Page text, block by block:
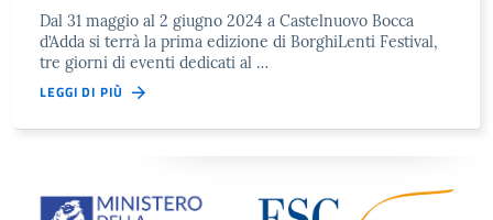
Dal 31 maggio al 2 giugno 2024 a Castelnuovo Bocca
d’Adda si terrà la prima edizione di BorghiLenti Festival,
tre giorni di eventi dedicati al …
LEGGI DI PIÙ